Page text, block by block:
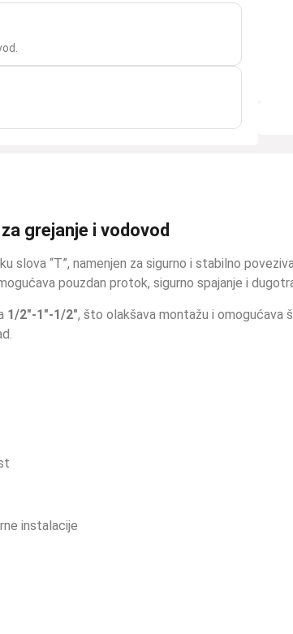
grejanje i vodovod
slova “T”, namenjen za sigurno i stabilno
pouzdan protok, sigurno spajanje i
1/2″-1″-1/2″, što olakšava montažu i omogućava
instalacije